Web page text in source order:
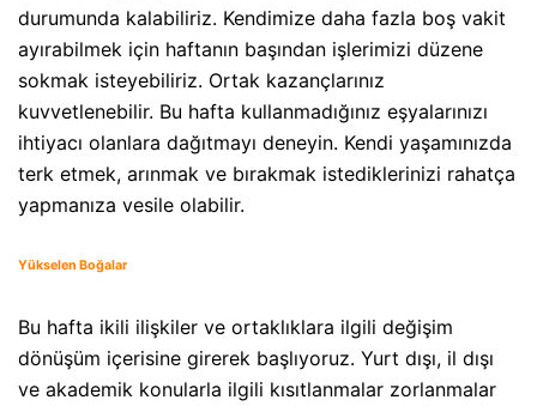
durumunda kalabiliriz. Kendimize daha fazla boş vakit
ayırabilmek için haftanın başından işlerimizi düzene
sokmak isteyebiliriz. Ortak kazançlarınız
kuvvetlenebilir. Bu hafta kullanmadığınız eşyalarınızı
ihtiyacı olanlara dağıtmayı deneyin. Kendi yaşamınızda
terk etmek, arınmak ve bırakmak istediklerinizi rahatça
yapmanıza vesile olabilir.
Yükselen Boğalar
Bu hafta ikili ilişkiler ve ortaklıklara ilgili değişim
dönüşüm içerisine girerek başlıyoruz. Yurt dışı, il dışı
ve akademik konularla ilgili kısıtlanmalar zorlanmalar